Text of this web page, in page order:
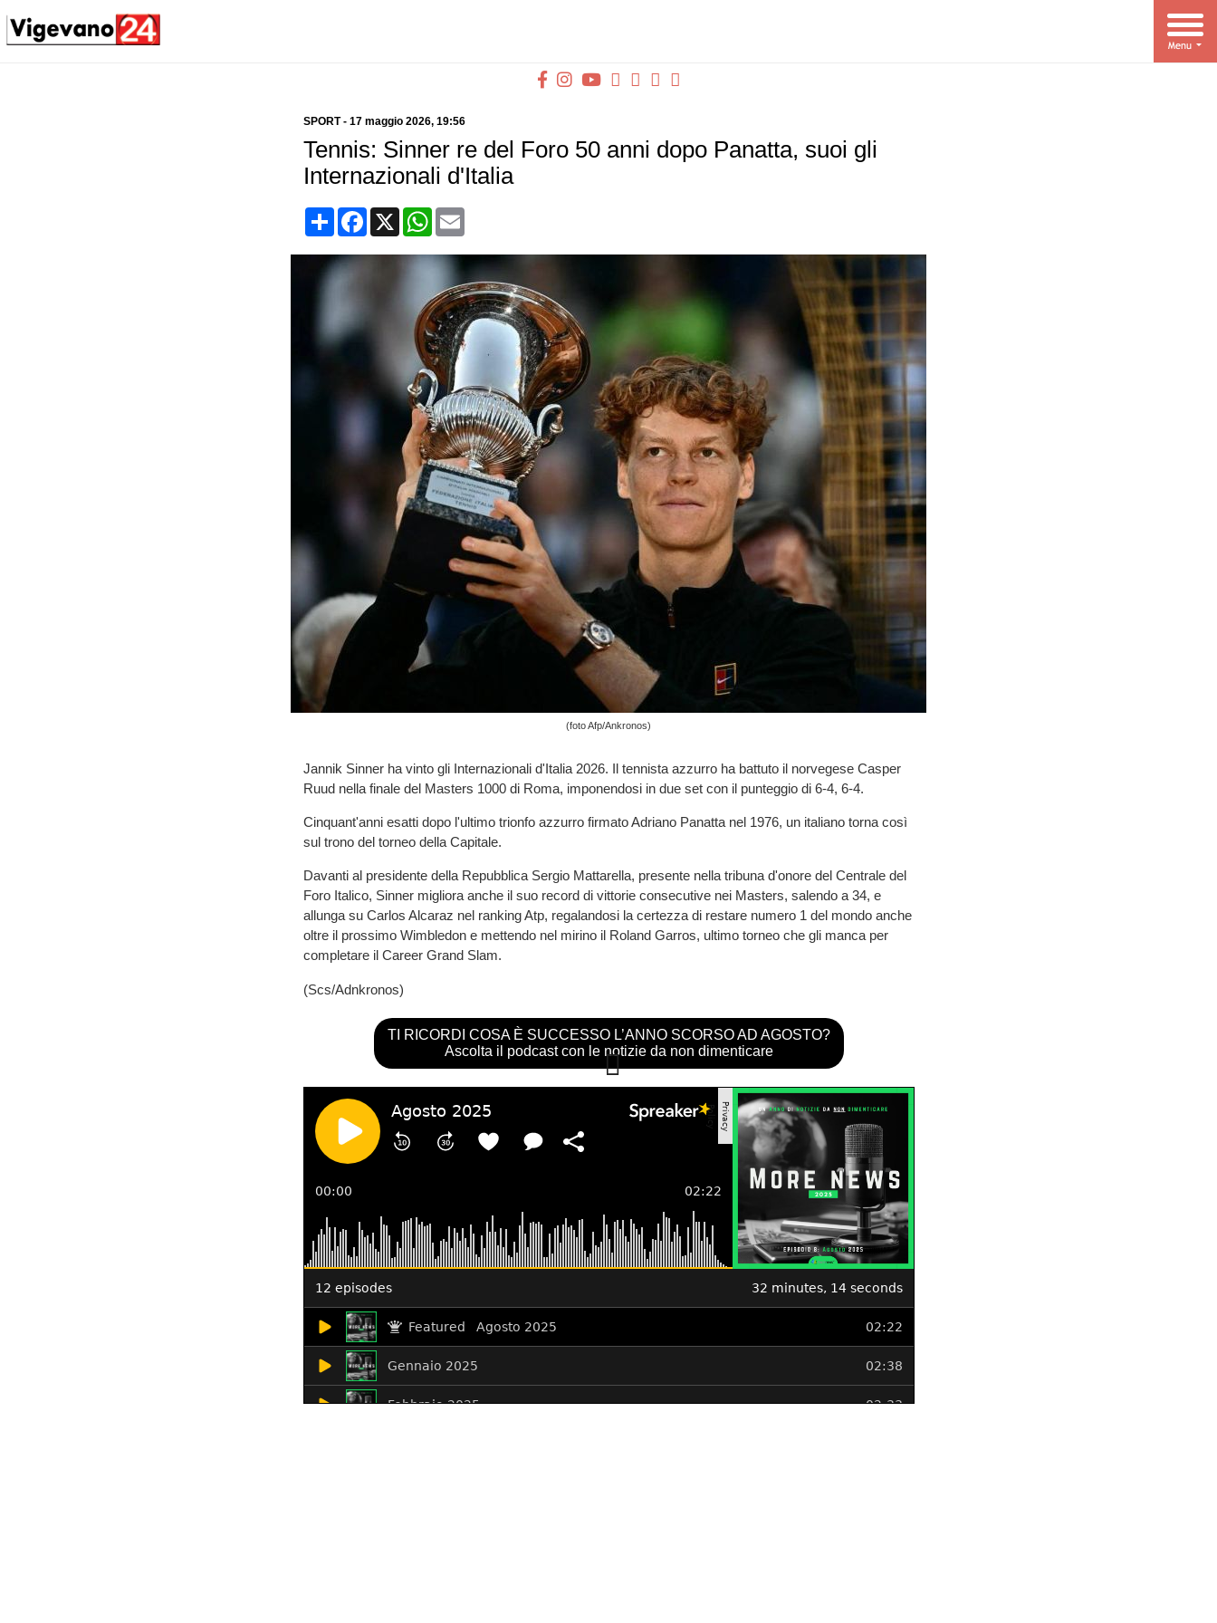
SPORT- 17 maggio 2026, 19:56
Tennis: Sinner re del Foro 50 anni dopo Panatta, suoi gli
Internazionali d'Italia
CondividiFacebook
X WhatsApp
Email
(foto Afp/Ankronos)
Jannik Sinner ha vinto gli Internazionali d'Italia 2026. Il tennista azzurro ha battuto il norvegese Casper
Ruud nella finale del Masters 1000 di Roma, imponendosi in due set con il punteggio di 6-4, 6-4.
Cinquant'anni esatti dopo l'ultimo trionfo azzurro firmato Adriano Panatta nel 1976, un italiano torna così
sul trono del torneo della Capitale.
Davanti al presidente della Repubblica Sergio Mattarella, presente nella tribuna d'onore del Centrale del
Foro Italico, Sinner migliora anche il suo record di vittorie consecutive nei Masters, salendo a 34, e
allunga su Carlos Alcaraz nel ranking Atp, regalandosi la certezza di restare numero 1 del mondo anche
oltre il prossimo Wimbledon e mettendo nel mirino il Roland Garros, ultimo torneo che gli manca per
completare il Career Grand Slam.
(Scs/Adnkronos)
TI RICORDI COSA È SUCCESSO L’ANNO SCORSO AD AGOSTO?
Ascolta il podcast con le notizie da non dimenticare